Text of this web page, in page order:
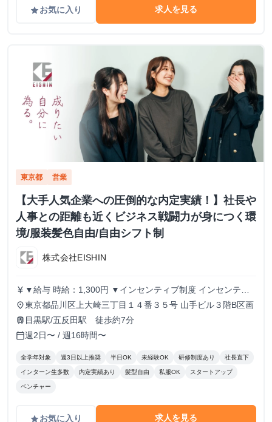
gradeお気に入り 求人を見る
東京都 営業
【大手人気企業への圧倒的な内定実績！】社長や
人事との距離も近くビジネス戦闘力が身につく環
境/服装髪色自由/自由シフト制
株式会社EISHIN
currency_yen ▼給与 時給：1,300円 ▼インセンティブ制度 インセンティ
ブ制度あり。 1件の商談実施につき、500円のインセンティ
ブを支給します。 商談につながるアポイントを取得するこ
とで、インセンティブが発生する仕組みです。 ▼こんな方
にピッタリ！ ・学生のうちからガッツリ稼ぎたい！ ・成果
に見合った給料が欲しい！ ・成長意欲があり、挑戦する環
に挑戦しましょう！
place東京都品川区上大崎三丁目１４番３５号 山手ビル３階B区画
train 目黒駅/五反田駅 徒歩約7分
calendar_today週2日〜 / 週16時間〜
全学年対象 週3日以上推奨 半日OK 未経験OK 研修制度あり 社長直下
インターン生多数 内定実績あり 髪型自由 私服OK スタートアップ
ベンチャー
gradeお気に入り 求人を見る